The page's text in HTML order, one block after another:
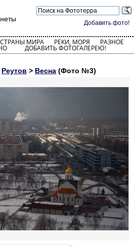
Добавить фото!
СТРАНЫ МИРА РЕКИ, МОРЯ РАЗНОЕ
ДОБАВИТЬ ФОТОГАЛЕРЕЮ!
Реутов > Весна (Фото №3)